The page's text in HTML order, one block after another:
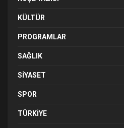
KÜLTÜR
PROGRAMLAR
SAĞLIK
SIYASET
SPOR
TÜRKIYE